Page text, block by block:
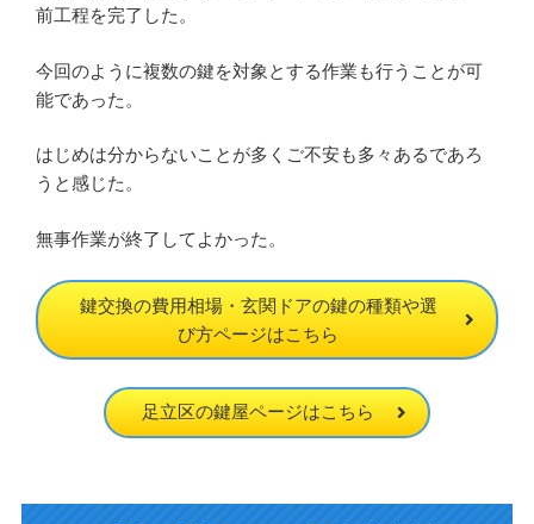
前工程を完了した。
今回のように複数の鍵を対象とする作業も行うことが可
能であった。
はじめは分からないことが多くご不安も多々あるであろ
うと感じた。
無事作業が終了してよかった。
鍵交換の費用相場・玄関ドアの鍵の種類や選
び方ページはこちら
足立区の鍵屋ページはこちら